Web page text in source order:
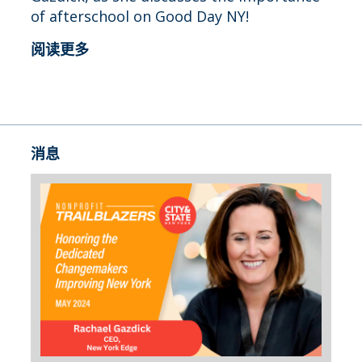
of afterschool on Good Day NY!
阅读更多
消息